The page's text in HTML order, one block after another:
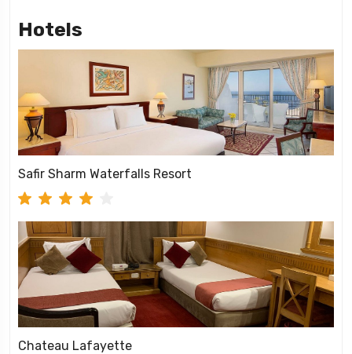
Hotels
Safir Sharm Waterfalls Resort
Chateau Lafayette